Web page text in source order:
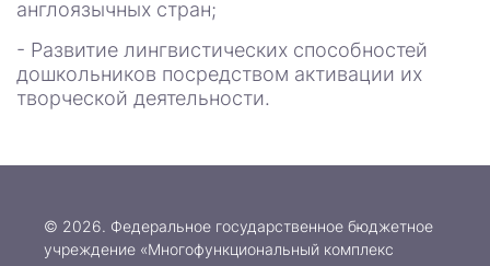
англоязычных стран;
- Развитие лингвистических способностей
дошкольников посредством активации их
творческой деятельности.
© 2026. Федеральное государственное бюджетное
учреждение «Многофункциональный комплекс